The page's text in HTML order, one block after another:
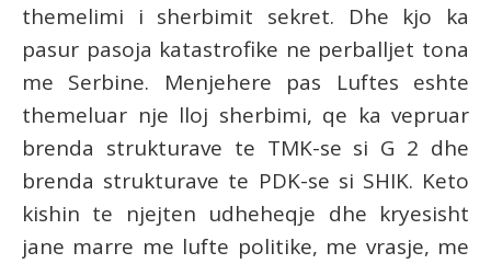
themelimi i sherbimit sekret. Dhe kjo ka
pasur pasoja katastrofike ne perballjet tona
me Serbine. Menjehere pas Luftes eshte
themeluar nje lloj sherbimi, qe ka vepruar
brenda strukturave te TMK-se si G 2 dhe
brenda strukturave te PDK-se si SHIK. Keto
kishin te njejten udheheqje dhe kryesisht
jane marre me lufte politike, me vrasje, me